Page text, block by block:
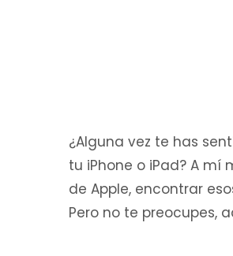
¿Alguna vez te has
tu iPhone o iPad? A
de Apple, encontrar
Pero no te preocupes,